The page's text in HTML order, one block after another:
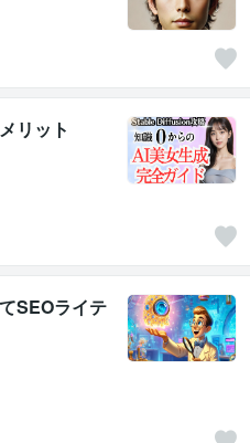
リット
SEOライテ